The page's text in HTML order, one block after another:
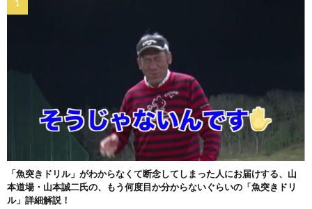
「魚突きドリル」がわからなくて断念してしまった人にお届けする、山
本道場・山本誠二氏の、もう何度目か分からないぐらいの「魚突きドリ
ル」詳細解説！